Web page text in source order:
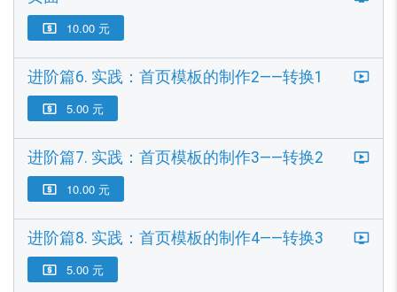
 10.00 元
进阶篇6. 实践：首页模板的制作2——转换1
 5.00 元
进阶篇7. 实践：首页模板的制作3——转换2
 10.00 元
进阶篇8. 实践：首页模板的制作4——转换3
 5.00 元